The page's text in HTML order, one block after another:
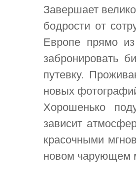
Завершает
бодрости от
Европе прямо
забронировать
путевку.
новых
Хорошенько
зависит
красочными
новом чарующем